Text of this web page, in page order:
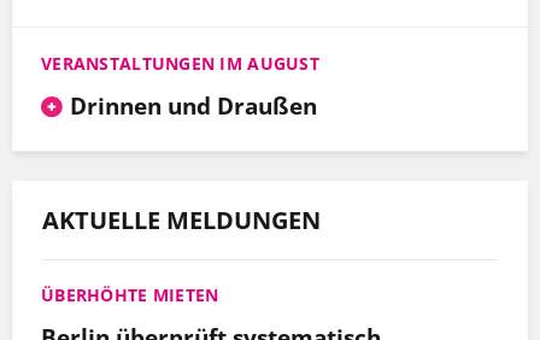
VERANSTALTUNGEN IM AUGUST
Drinnen und Draußen
AKTUELLE MELDUNGEN
ÜBERHÖHTE MIETEN